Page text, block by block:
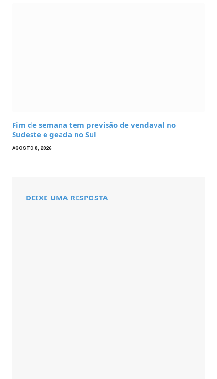
Fim de semana tem previsão de vendaval no
Sudeste e geada no Sul
AGOSTO 8, 2026
DEIXE UMA RESPOSTA